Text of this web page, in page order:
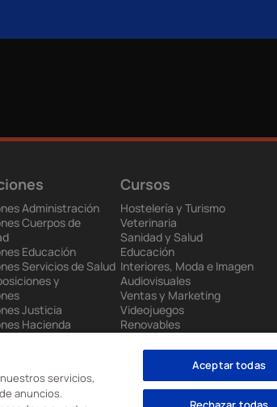
Administración
Cuerpos de
Educación
Servicios de Salud
y
Justicia
Hacienda
Ejército
Cursos
Hostelería y Turismo
Veterinaria
Sanidad y Salud
Educación
Interiores, Moda e Imagen
Audiovisuales
Ventas y Marketing
Videojuegos
Renovables
Administración
servicios,
anuncios.
Aceptar todas